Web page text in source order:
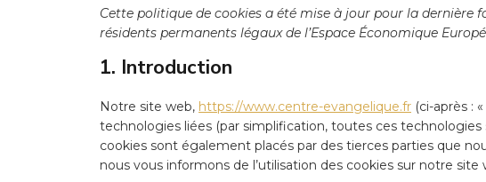
Cette politique de cookies a été mise à jour pour la dernière
résidents permanents légaux de l’Espace Économique
1. Introduction
Notre site web, https://www.centre-evangelique.fr (ci-après :
technologies liées (par simplification, toutes ces
cookies sont également placés par des tierces parties que
nous vous informons de l’utilisation des cookies sur notre site